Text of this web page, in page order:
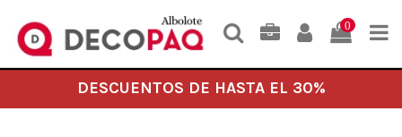
0
DESCUENTOS DE HASTA EL 30%